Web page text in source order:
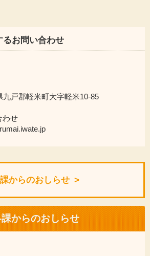
るお問い合わせ
戸郡軽米町大字軽米10-85
わせ
からのおしらせ
からのおしらせ